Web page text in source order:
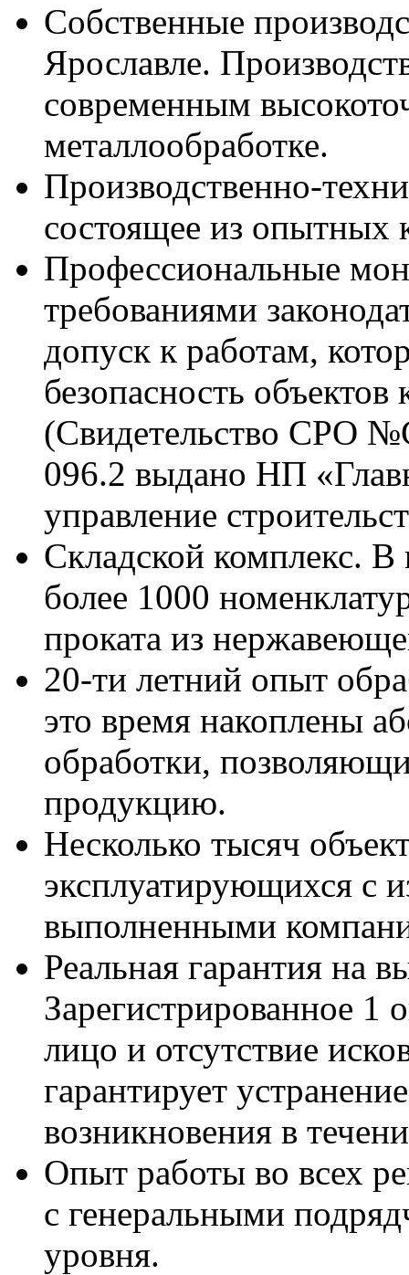
Собственные
Ярославле.
современным
металлообработке.
Производственно-
состоящее из опытных
Профессиональные
требованиями
допуск к работам,
безопасность объектов
(Свидетельство СРО
096.2 выдано НП
управление
Складской комплекс. В
более 1000
проката из
20-ти летний опыт
это время накоплены
обработки,
продукцию.
Несколько тысяч
эксплуатирующихся с
выполненными
Реальная гарантия на
Зарегистрированное 1
лицо и отсутствие
гарантирует
возникновения в
Опыт работы во всех
с генеральными
уровня.